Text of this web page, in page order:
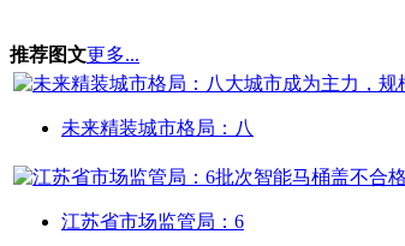
推荐图文更多...
未来精装城市格局：八
江苏省市场监管局：6